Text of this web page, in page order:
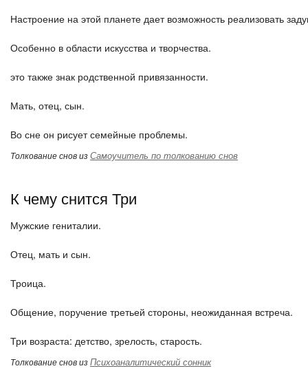
Настроение на этой планете дает возможность реализовать
Особенно в области искусства и творчества.
это также знак родственной привязанности.
Мать, отец, сын.
Во сне он рисует семейные проблемы.
Толкование снов изСамоучитель по толкованию снов
К чему снится Три
Мужские гениталии.
Отец, мать и сын.
Троица.
Общение, поручение третьей стороны, неожиданная встреча.
Три возраста: детство, зрелость, старость.
Толкование снов изПсихоаналитический сонник